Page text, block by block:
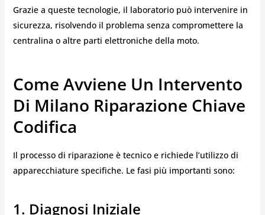
Grazie a queste tecnologie, il laboratorio può intervenire in
sicurezza, risolvendo il problema senza compromettere la
centralina o altre parti elettroniche della moto.
Come Avviene Un Intervento
Di Milano Riparazione Chiave
Codifica
Il processo di riparazione è tecnico e richiede l’utilizzo di
apparecchiature specifiche. Le fasi più importanti sono:
1. Diagnosi Iniziale